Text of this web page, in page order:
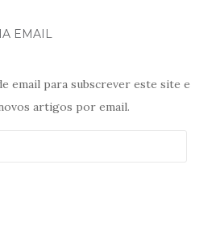
EMAIL
email para subscrever este site e
artigos por email.